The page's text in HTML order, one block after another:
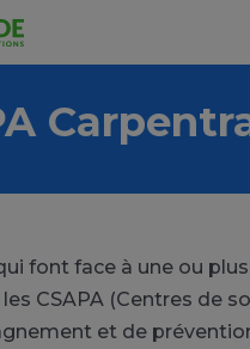
principal
font face à une ou
CSAPA (Centres de
et de
des cookies